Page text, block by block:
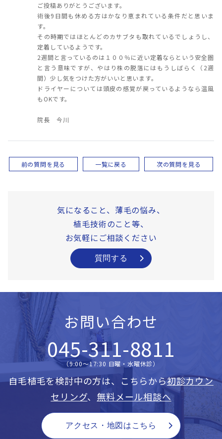
ご投稿ありがとうございます。
術後9日間も休める方はかなり恵まれている条件だと思いま
す。
その時期ではほとんどのカサブタも取れているでしょうし、
定着しているようです。
2週間と言っているのは１００％に近い定着ならという安全圏
と言う意味ですが、やはり株の脱落にはもうしばらく（2週
間）少し気をつけた方がいいと思います。
ドライヤーについては頭皮の感覚が戻っているようなら温風
もOKです。
院長 今川
前の質問を見る 一覧に戻る 次の質問を見る
気になること、薄毛の悩み、
植毛技術のこと等、
お気軽にご相談ください
質問する
お問い合わせ
045-311-8811
（9:00〜17:30 日曜・水曜休診）
自毛植毛を検討中の方は、こちらから初診カウン
セリング、 無料メール相談へ
アクセス・地図はこちら